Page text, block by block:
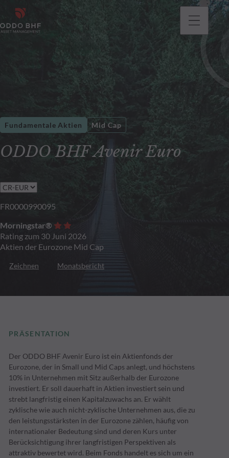
ODDO BHF Avenir Euro
Fundamentale Aktien Mid Cap
FR0000990095
Morningstar®
Rating zum 30 Juni 2026
Aktien der Eurozone Mid Cap
Zeichnen Monatsbericht
PRÄSENTATION
Der ODDO BHF Avenir Euro ist ein Aktienfonds der
Eurozone, der in Small und Mid Caps anlegt, und höchstens
10% in Unternehmen mit Sitz außerhalb der Eurozone
investiert. Er soll dauerhaft in Aktien investiert sein und
strebt langfristig einen Kapitalzuwachs an. Er wählt
zyklische wie auch nicht-zyklische Unternehmen aus, die zu
den leistungsstärksten in der Eurozone zählen, häufig von
internationaler Bedeutung sind und deren Kurs unter
Berücksichtigung ihrer langfristigen Perspektiven als
attraktiv bewertet wird. Beim Fonds handelt es sich um ein